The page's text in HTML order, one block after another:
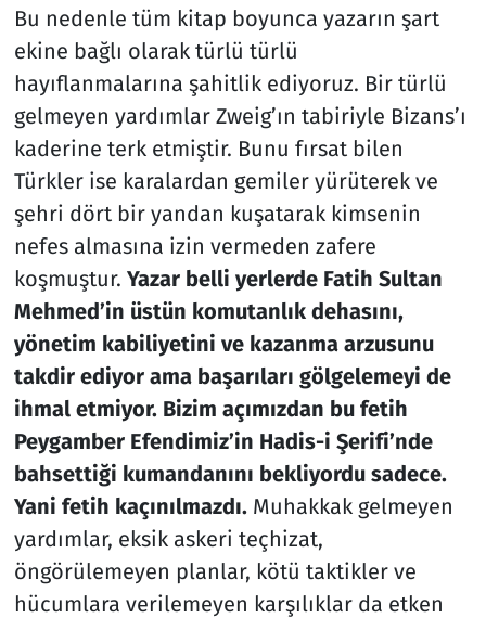
Bu nedenle tüm kitap boyunca yazarın şart
ekine bağlı olarak türlü türlü
hayıflanmalarına şahitlik ediyoruz. Bir türlü
gelmeyen yardımlar Zweig’ın tabiriyle Bizans’ı
kaderine terk etmiştir. Bunu fırsat bilen
Türkler ise karalardan gemiler yürüterek ve
şehri dört bir yandan kuşatarak kimsenin
nefes almasına izin vermeden zafere
koşmuştur. Yazar belli yerlerde Fatih Sultan
Mehmed’in üstün komutanlık dehasını,
yönetim kabiliyetini ve kazanma arzusunu
takdir ediyor ama başarıları gölgelemeyi de
ihmal etmiyor. Bizim açımızdan bu fetih
Peygamber Efendimiz’in Hadis-i Şerifi’nde
bahsettiği kumandanını bekliyordu sadece.
Yani fetih kaçınılmazdı.Muhakkak gelmeyen
yardımlar, eksik askeri teçhizat,
öngörülemeyen planlar, kötü taktikler ve
hücumlara verilemeyen karşılıklar da etken